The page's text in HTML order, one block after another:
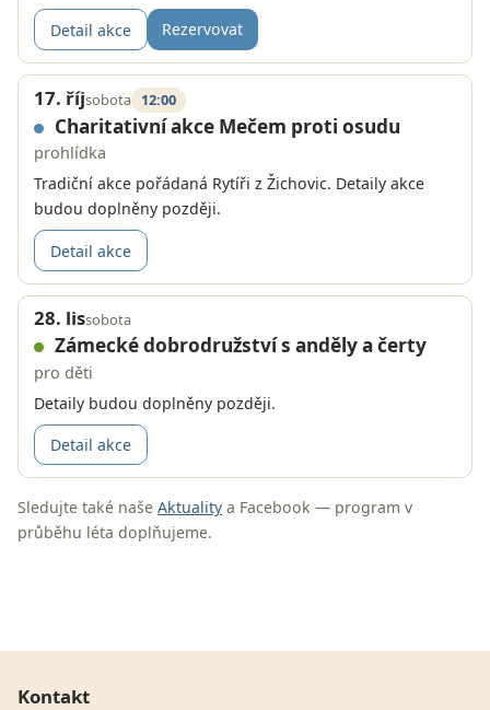
Detail akce Rezervovat
17. říjsobota 12:00
Charitativní akce Mečem proti osudu
prohlídka
Tradiční akce pořádaná Rytíři z Žichovic. Detaily akce
budou doplněny později.
Detail akce
28. lissobota
Zámecké dobrodružství s anděly a čerty
pro děti
Detaily budou doplněny později.
Detail akce
Sledujte také naše Aktuality a Facebook — program v
průběhu léta doplňujeme.
Kontakt